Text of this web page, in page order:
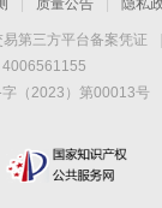
质量公告 隐私
第三方平台备案凭证
4006561155
（2023）第00013号